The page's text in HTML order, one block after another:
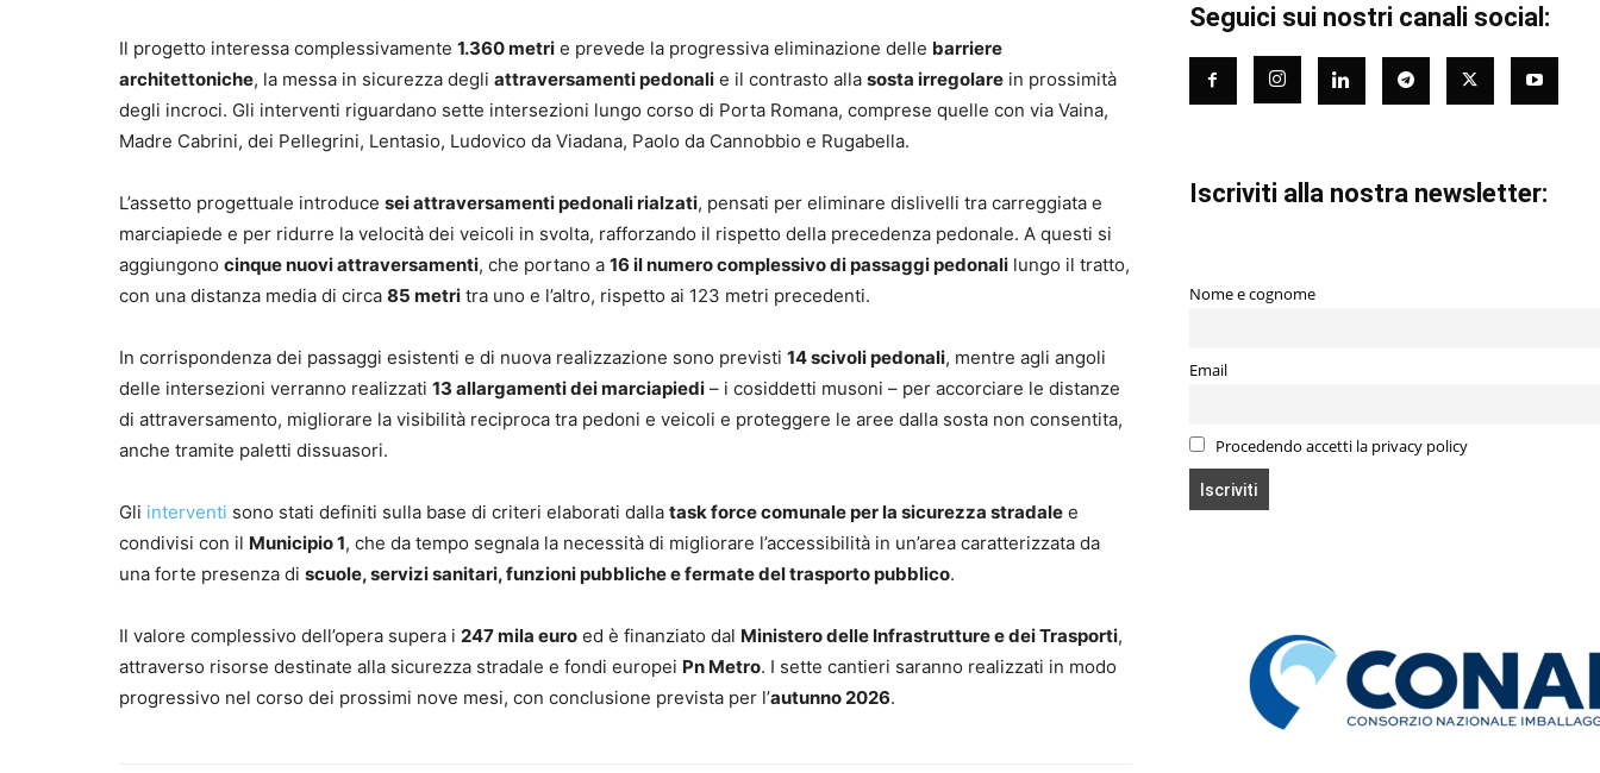
Il progetto interessa complessivamente 1.360 metri e prevede la progressiva eliminazione delle barriere
architettoniche, la messa in sicurezza degli attraversamenti pedonali e il contrasto alla sosta irregolare in prossimità
degli incroci. Gli interventi riguardano sette intersezioni lungo corso di Porta Romana, comprese quelle con via Vaina,
Madre Cabrini, dei Pellegrini, Lentasio, Ludovico da Viadana, Paolo da Cannobbio e Rugabella.
L’assetto progettuale introduce sei attraversamenti pedonali rialzati, pensati per eliminare dislivelli tra carreggiata e
marciapiede e per ridurre la velocità dei veicoli in svolta, rafforzando il rispetto della precedenza pedonale. A questi si
aggiungono cinque nuovi attraversamenti, che portano a 16 il numero complessivo di passaggi pedonali lungo il tratto,
con una distanza media di circa 85 metri tra uno e l’altro, rispetto ai 123 metri precedenti.
In corrispondenza dei passaggi esistenti e di nuova realizzazione sono previsti 14 scivoli pedonali, mentre agli angoli
delle intersezioni verranno realizzati 13 allargamenti dei marciapiedi – i cosiddetti musoni – per accorciare le distanze
di attraversamento, migliorare la visibilità reciproca tra pedoni e veicoli e proteggere le aree dalla sosta non consentita,
anche tramite paletti dissuasori.
Gli interventi sono stati definiti sulla base di criteri elaborati dalla task force comunale per la sicurezza stradale e
condivisi con il Municipio 1, che da tempo segnala la necessità di migliorare l’accessibilità in un’area caratterizzata da
una forte presenza di scuole, servizi sanitari, funzioni pubbliche e fermate del trasporto pubblico.
Il valore complessivo dell’opera supera i 247 mila euro ed è finanziato dal Ministero delle Infrastrutture e dei Trasporti,
attraverso risorse destinate alla sicurezza stradale e fondi europei Pn Metro. I sette cantieri saranno realizzati in modo
progressivo nel corso dei prossimi nove mesi, con conclusione prevista per l’autunno 2026.
Seguici sui nostri canali social:
Iscriviti alla nostra newsletter:
Nome e cognome
Email
Procedendo accetti la privacy policy